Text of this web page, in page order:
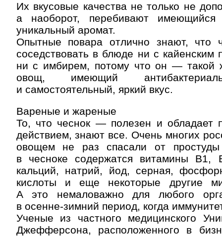
Их вкусовые качества не только не
а наоборот, перебивают
уникальный аромат.
Опытные повара отлично знают, что
соседствовать в блюде ни с кайенским
ни с имбирем, потому что он — такой
овощ, имеющий
и самостоятельный, яркий вкус.
Вареные и жареные
То, что чеснок — полезен и обладает
действием, знают все. Очень многих
овощем не раз спасали от
в чесноке содержатся витамины
кальций, натрий, йод, серная,
кислоты и еще некоторые другие
А это немаловажно для любого
в осенне-зимний период, когда
Ученые из частного медицинского
Джефферсона, расположенного в